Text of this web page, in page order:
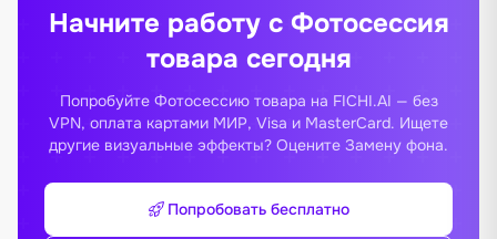
Начните работу с Фотосессия
товара сегодня
Попробуйте Фотосессию товара на FICHI.AI — без
VPN, оплата картами МИР, Visa и MasterCard. Ищете
другие визуальные эффекты? Оцените Замену фона.
Попробовать бесплатно